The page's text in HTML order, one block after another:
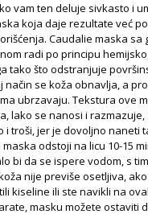
vam ten deluje sivkasto i
koja daje rezultate već
Caudalie maska sa
radi po principu
tako što odstranjuje
način se koža obnavlja, a
ubrzavaju. Tekstura ove
lako se nanosi i razmazuje,
i troši, jer je dovoljno naneti
maska odstoji na licu 10-15
bi da se ispere vodom, s
nije previše osetljiva,
kiseline ili ste navikli na
masku možete ostaviti